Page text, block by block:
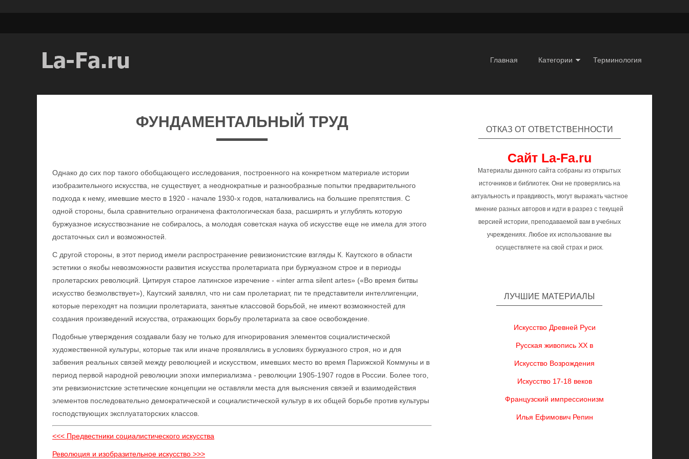
Главная Категории Терминология
ФУНДАМЕНТАЛЬНЫЙ ТРУД
Однако до сих пор такого обобщающего исследования, построенного на конкретном материале истории
изобразительного искусства, не существует, а неоднократные и разнообразные попытки предварительного
подхода к нему, имевшие место в 1920 - начале 1930-х годов, наталкивались на большие препятствия. С
одной стороны, была сравнительно ограничена фактологическая база, расширять и углублять которую
буржуазное искусствознание не собиралось, а молодая советская наука об искусстве еще не имела для этого
достаточных сил и возможностей.
С другой стороны, в этот период имели распространение ревизионистские взгляды К. Каутского в области
эстетики о якобы невозможности развития искусства пролетариата при буржуазном строе и в периоды
пролетарских революций. Цитируя старое латинское изречение - «inter arma silent artes» («Во время битвы
искусство безмолвствует»), Каутский заявлял, что ни сам пролетариат, пи те представители интеллигенции,
которые переходят на позиции пролетариата, занятые классовой борьбой, не имеют возможностей для
создания произведений искусства, отражающих борьбу пролетариата за свое освобождение.
Подобные утверждения создавали базу не только для игнорирования элементов социалистической
художественной культуры, которые так или иначе проявлялись в условиях буржуазного строя, но и для
забвения реальных связей между революцией и искусством, имевших место во время Парижской Коммуны и в
период первой народной революции эпохи империализма - революции 1905-1907 годов в России. Более того,
эти ревизионистские эстетические концепции не оставляли места для выяснения связей и взаимодействия
элементов последовательно демократической и социалистической культур в их общей борьбе против культуры
господствующих эксплуататорских классов.
<<< Предвестники социалистического искусства
Революция и изобразительное искусство >>>
ОТКАЗ ОТ ОТВЕТСТВЕННОСТИ
Сайт La-Fa.ru
Материалы данного сайта собраны из открытых
источников и библиотек. Они не проверялись на
актуальность и правдивость, могут выражать частное
мнение разных авторов и идти в разрез с текущей
версией истории, преподаваемой вам в учебных
учреждениях. Любое их использование вы
осуществляете на свой страх и риск.
ЛУЧШИЕ МАТЕРИАЛЫ
Искусство Древней Руси
Русская живопись XX в
Искусство Возрождения
Искусство 17-18 веков
Французский импрессионизм
Илья Ефимович Репин